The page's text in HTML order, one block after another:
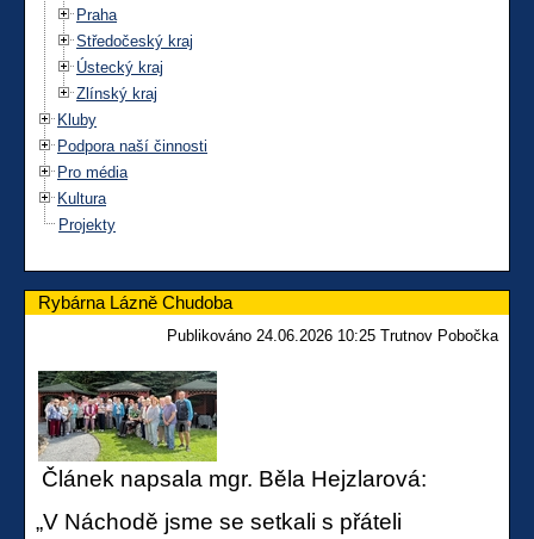
Praha
Středočeský kraj
Ústecký kraj
Zlínský kraj
Kluby
Podpora naší činnosti
Pro média
Kultura
Projekty
Rybárna Lázně Chudoba
Publikováno 24.06.2026 10:25 Trutnov Pobočka
Článek napsala mgr. Běla Hejzlarová:
„V Náchodě jsme se setkali s přáteli